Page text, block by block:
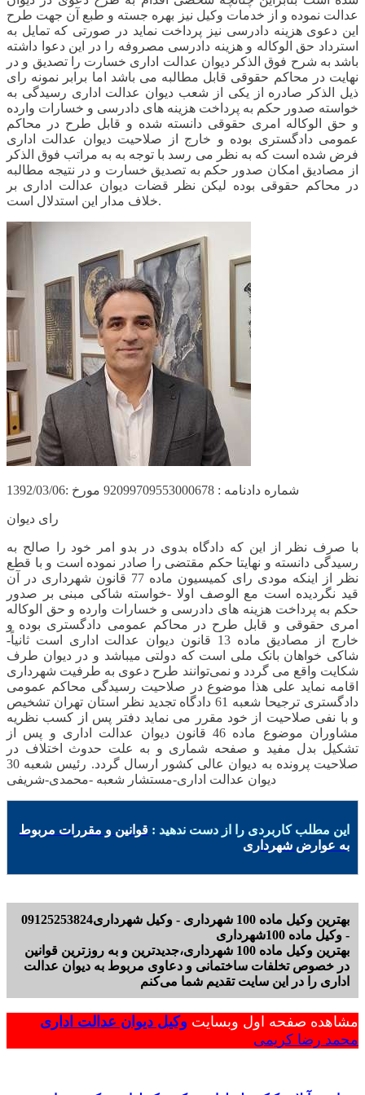
عدالت نموده و از خدمات وکیل نیز بهره جسته و طبع آن جهت طرح
این دعوی هزینه دادرسی نیز پرداخت نماید در صورتی که تمایل به
استرداد حق الوکاله و هزینه دادرسی مصروفه را در این دعوا داشته
باشد به شرح فوق الذکر دیوان عدالت اداری خسارت را تصدیق و در
نهایت در محاکم حقوقی قابل مطالبه می باشد اما برابر نمونه رای
ذیل الذکر صادره از یکی از شعب دیوان عدالت اداری رسیدگی به
خواسته صدور حکم به پرداخت هزینه های دادرسی و خسارات وارده
و حق الوکاله امری حقوقی دانسته شده و قابل طرح در محاکم
عمومی دادگستری بوده و خارج از صلاحیت دیوان عدالت اداری
فرض شده است که به نظر می رسد با توجه به به مراتب فوق الذکر
از مصادیق امکان صدور حکم به تصدیق خسارت و در نتیجه مطالبه
در محاکم حقوقی بوده لیکن نظر قضات دیوان عدالت اداری بر
خلاف مدار این استدلال است.
شماره دادنامه : 92099709553000678 مورخ :1392/03/06
رای دیوان
با صرف نظر از این که دادگاه بدوی در بدو امر خود را صالح به
رسیدگی دانسته و نهایتا حکم مقتضی را صادر نموده است و با قطع
نظر از اینکه مودی رای کمیسیون ماده 77 قانون شهرداری در آن
قید نگردیده است مع الوصف اولا -خواسته شاکی مبنی بر صدور
حکم به پرداخت هزینه های دادرسی و خسارات وارده و حق الوکاله
امری حقوقی و قابل طرح در محاکم عمومی دادگستری بوده و
خارج از مصادیق ماده 13 قانون دیوان عدالت اداری است ثانیاً-
شاکی خواهان بانک ملی است که دولتی میباشد و در دیوان طرف
شکایت واقع می گردد و نمی‌توانند طرح دعوی به طرفیت شهرداری
اقامه نماید علی هذا موضوع در صلاحیت رسیدگی محاکم عمومی
دادگستری ترجیحا شعبه 61 دادگاه تجدید نظر استان تهران تشخیص
و با نفی صلاحیت از خود مقرر می نماید دفتر پس از کسب نظریه
مشاوران موضوع ماده 46 قانون دیوان عدالت اداری و پس از
تشکیل بدل مفید و صفحه شماری و به علت حدوث اختلاف در
صلاحیت پرونده به دیوان عالی کشور ارسال گردد. رئیس شعبه 30
دیوان عدالت اداری-مستشار شعبه -محمدی-شریفی
این مطلب کاربردی را از دست ندهید : قوانین و مقررات مربوط
به عوارض شهرداری
بهترین وکیل ماده 100 شهرداری - وکیل شهرداری09125253824
- وکیل ماده 100شهرداری
بهترین وکیل ماده 100 شهرداری،جدیدترین و به روزترین قوانین
در خصوص تخلفات ساختمانی و دعاوی مربوط به دیوان عدالت
اداری را در این سایت تقدیم شما می‌کنم
مشاهده صفحه اول وبسایت وکیل دیوان عدالت اداری
محمد رضا کریمی